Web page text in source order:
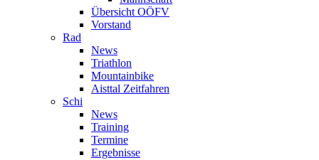
Übersicht OÖFV
Vorstand
Rad
News
Triathlon
Mountainbike
Aisttal Zeitfahren
Schi
News
Training
Termine
Ergebnisse